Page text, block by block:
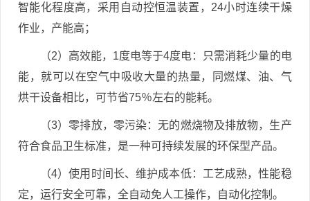
智能化程度高，采用自动控恒温装置，24小时连续干燥
作业，产能高；
（2）高效能，1度电等于4度电：只需消耗少量的电
能，就可以在空气中吸收大量的热量，同燃煤、油、气
烘干设备相比，可节省75％左右的能耗。
（3）零排放，零污染：无的燃烧物及排放物，生产
符合食品卫生标准，是一种可持续发展的环保型产品。
（4）使用时间长、维护成本低：工艺成熟，性能稳
定，运行安全可靠，全自动免人工操作，自动化控制。